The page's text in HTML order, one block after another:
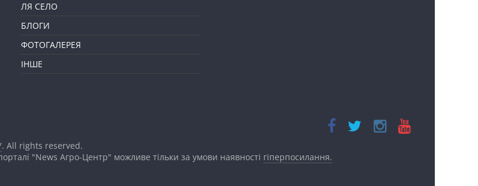
ЛЯ СЕЛО
БЛОГИ
ФОТОГАЛЕРЕЯ
ІНШЕ
. All rights reserved.
"News Агро-Центр" можливе тільки за умови наявності гіперпосилання.